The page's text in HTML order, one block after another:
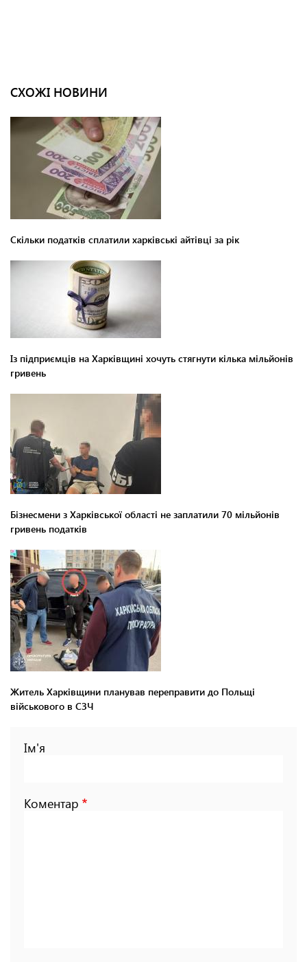
СХОЖІ НОВИНИ
Скільки податків сплатили харківські айтівці за рік
Із підприємців на Харківщині хочуть стягнути кілька мільйонів
гривень
Бізнесмени з Харківської області не заплатили 70 мільйонів
гривень податків
Житель Харківщини планував переправити до Польщі
військового в СЗЧ
Ім'я
Коментар